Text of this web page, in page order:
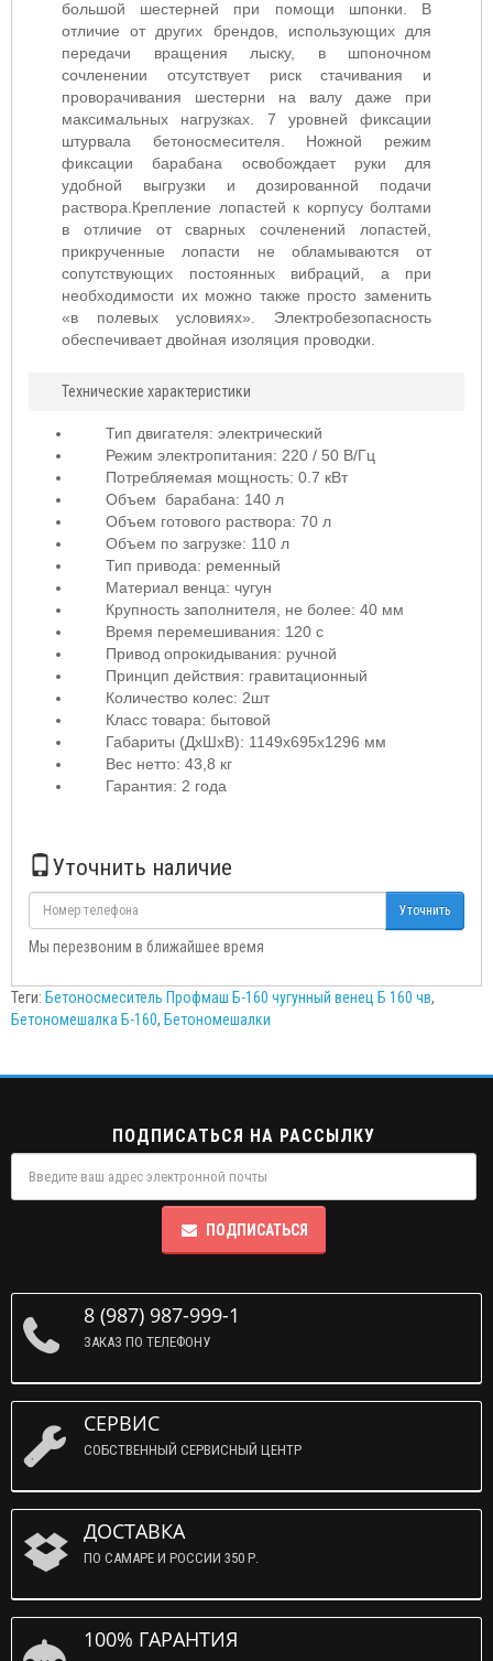
большой шестерней при помощи шпонки. В
отличие от других брендов, использующих для
передачи вращения лыску, в шпоночном
сочленении отсутствует риск стачивания и
проворачивания шестерни на валу даже при
максимальных нагрузках. 7 уровней фиксации
штурвала бетоносмесителя. Ножной режим
фиксации барабана освобождает руки для
удобной выгрузки и дозированной подачи
раствора.Крепление лопастей к корпусу болтами
в отличие от сварных сочленений лопастей,
прикрученные лопасти не обламываются от
сопутствующих постоянных вибраций, а при
необходимости их можно также просто заменить
«в полевых условиях». Электробезопасность
обеспечивает двойная изоляция проводки.
Технические характеристики
Тип двигателя: электрический
Режим электропитания: 220 / 50 В/Гц
Потребляемая мощность: 0.7 кВт
Объем барабана: 140 л
Объем готового раствора: 70 л
Объем по загрузке: 110 л
Тип привода: ременный
Материал венца: чугун
Крупность заполнителя, не более: 40 мм
Время перемешивания: 120 с
Привод опрокидывания: ручной
Принцип действия: гравитационный
Количество колес: 2шт
Класс товара: бытовой
Габариты (ДхШхВ): 1149х695х1296 мм
Вес нетто: 43,8 кг
Гарантия: 2 года
Уточнить наличие
Уточнить
Мы перезвоним в ближайшее время
Теги: Бетоносмеситель Профмаш Б-160 чугунный венец Б 160 чв,
Бетономешалка Б-160, Бетономешалки
ПОДПИСАТЬСЯ НА РАССЫЛКУ
ПОДПИСАТЬСЯ
8 (987) 987-999-1
ЗАКАЗ ПО ТЕЛЕФОНУ
СЕРВИС
СОБСТВЕННЫЙ СЕРВИСНЫЙ ЦЕНТР
ДОСТАВКА
ПО САМАРЕ И РОССИИ 350 Р.
100% ГАРАНТИЯ